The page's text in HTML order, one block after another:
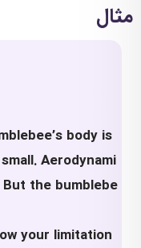
مثال
body is
Aerodynami
the bumblebe
your limitation